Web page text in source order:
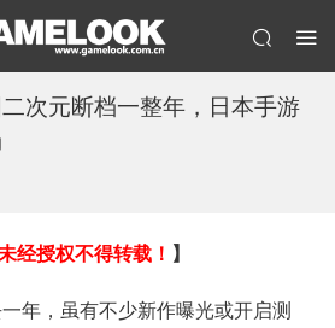
次元断档一整年，日本手游
经授权不得转载！ 】
年，虽有不少新作曝光或开启测